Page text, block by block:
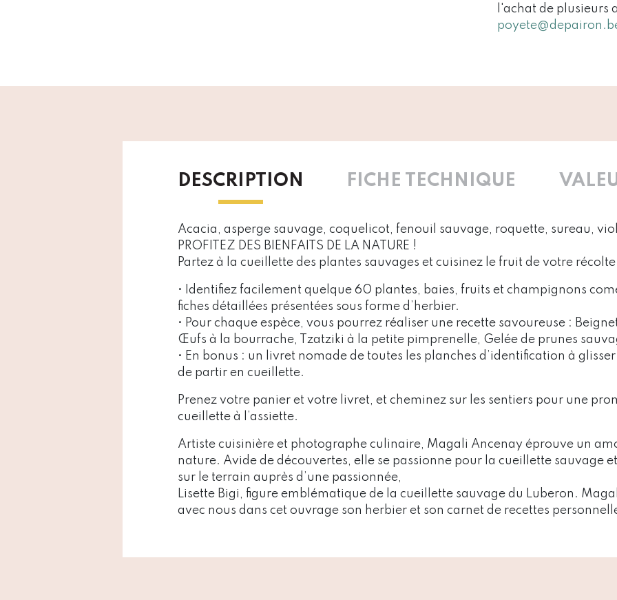
l'achat de plusieurs
DESCRIPTION FICHE TECHNIQUE
Acacia, asperge sauvage, coquelicot, fenouil sauvage, roquette, sureau,
PROFITEZ DES BIENFAITS DE LA NATURE !
Partez à la cueillette des plantes sauvages et cuisinez le fruit de votre récolte
• Identifiez facilement quelque 60 plantes, baies, fruits et champignons
fiches détaillées présentées sous forme d’herbier.
• Pour chaque espèce, vous pourrez réaliser une recette savoureuse :
Œufs à la bourrache, Tzatziki à la petite pimprenelle, Gelée de prunes
• En bonus : un livret nomade de toutes les planches d’identification à
de partir en cueillette.
Prenez votre panier et votre livret, et cheminez sur les sentiers pour une
cueillette à l’assiette.
Artiste cuisinière et photographe culinaire, Magali Ancenay éprouve un
nature. Avide de découvertes, elle se passionne pour la cueillette sauvage
sur le terrain auprès d’une passionnée,
Lisette Bigi, figure emblématique de la cueillette sauvage du Luberon.
avec nous dans cet ouvrage son herbier et son carnet de recettes